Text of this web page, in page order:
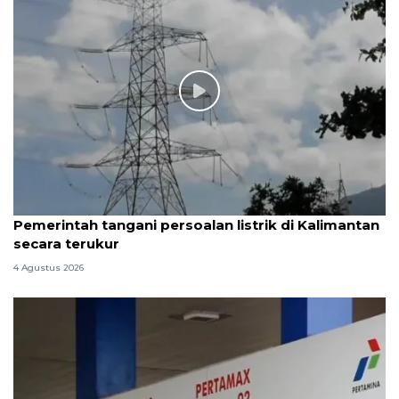
Pemerintah tangani persoalan listrik di Kalimantan
secara terukur
4 Agustus 2026